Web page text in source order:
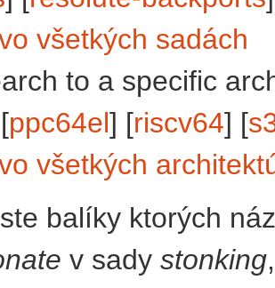
všetkých sadách
to a specific
ppc64el] [riscv64] [
všetkých
balíky ktorých
v sady stonking